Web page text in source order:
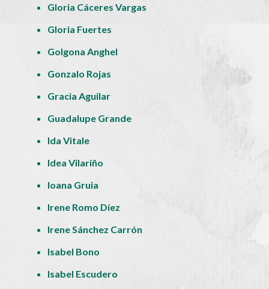
Gloria Cáceres Vargas
Gloria Fuertes
Golgona Anghel
Gonzalo Rojas
Gracia Aguilar
Guadalupe Grande
Ida Vitale
Idea Vilariño
Ioana Gruia
Irene Romo Díez
Irene Sánchez Carrón
Isabel Bono
Isabel Escudero